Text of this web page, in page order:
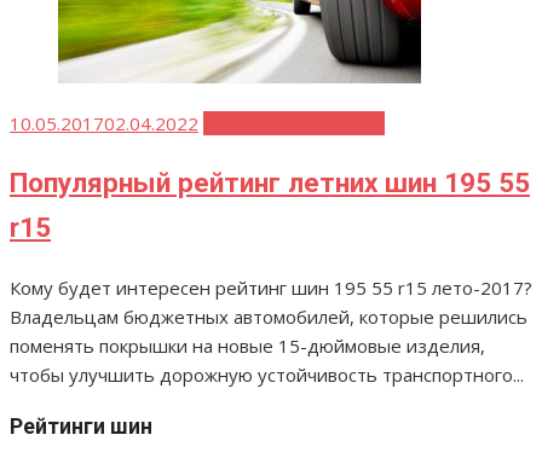
Опубликовано
10.05.201702.04.2022
Популярный рейтинг летних шин 195 55
r15
Кому будет интересен рейтинг шин 195 55 r15 лето-2017?
Владельцам бюджетных автомобилей, которые решились
поменять покрышки на новые 15-дюймовые изделия,
чтобы улучшить дорожную устойчивость транспортного...
Рейтинги шин